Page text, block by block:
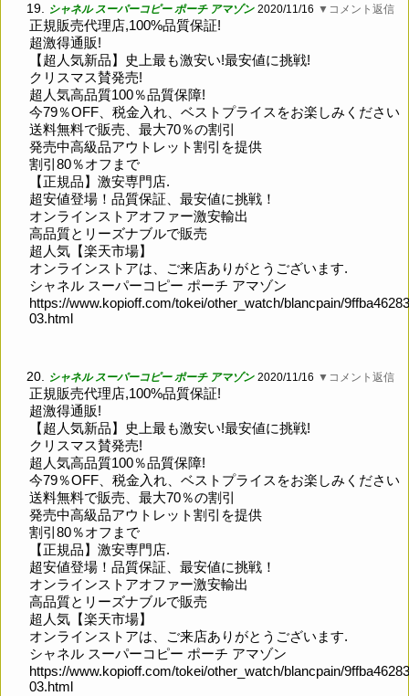
19. シャネル スーパーコピー ポーチ アマゾン 2020/11/16 ▼コメント返信
正規販売代理店,100%品質保証!
超激得通販!
【超人気新品】史上最も激安い!最安値に挑戦!
クリスマス賛発売!
超人気高品質100％品質保障!
今79％OFF、税金入れ、ベストプライスをお楽しみください
送料無料で販売、最大70％の割引
発売中高級品アウトレット割引を提供
割引80％オフまで
【正規品】激安専門店.
超安値登場！品質保証、最安値に挑戦！
オンラインストアオファー激安輸出
高品質とリーズナブルで販売
超人気【楽天市場】
オンラインストアは、ご来店ありがとうございます.
シャネル スーパーコピー ポーチ アマゾン
https://www.kopioff.com/tokei/other_watch/blancpain/
03.html
20. シャネル スーパーコピー ポーチ アマゾン 2020/11/16 ▼コメント返信
正規販売代理店,100%品質保証!
超激得通販!
【超人気新品】史上最も激安い!最安値に挑戦!
クリスマス賛発売!
超人気高品質100％品質保障!
今79％OFF、税金入れ、ベストプライスをお楽しみください
送料無料で販売、最大70％の割引
発売中高級品アウトレット割引を提供
割引80％オフまで
【正規品】激安専門店.
超安値登場！品質保証、最安値に挑戦！
オンラインストアオファー激安輸出
高品質とリーズナブルで販売
超人気【楽天市場】
オンラインストアは、ご来店ありがとうございます.
シャネル スーパーコピー ポーチ アマゾン
https://www.kopioff.com/tokei/other_watch/blancpain/
03.html